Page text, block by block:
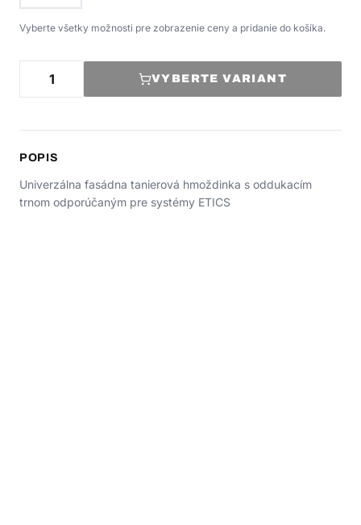
Vyberte všetky možnosti pre zobrazenie ceny a pridanie do košíka.
VYBERTE VARIANT
POPIS
Univerzálna fasádna tanierová hmoždinka s oddukacím
trnom odporúčaným pre systémy ETICS